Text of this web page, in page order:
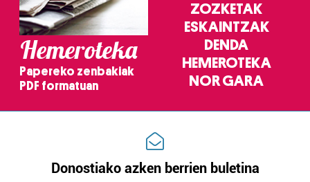
Hemeroteka
Papereko zenbakiak
PDF formatuan
ZOZKETAK
ESKAINTZAK
DENDA
HEMEROTEKA
NOR GARA
Donostiako azken berrien buletina